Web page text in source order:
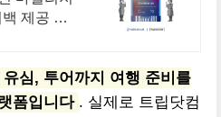
제공 놓
심, 투어까지 여행 준비를
폼입니다 . 실제로 트립닷컴